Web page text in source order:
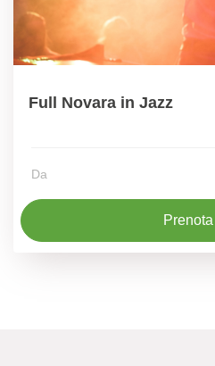
Full Novara in Jazz
Da